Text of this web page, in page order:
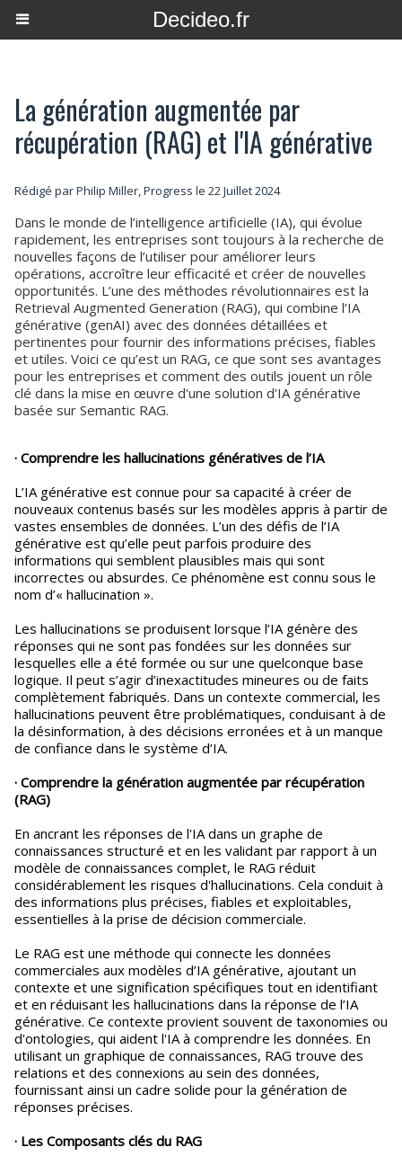
Decideo.fr
La génération augmentée par
récupération (RAG) et l'IA générative
Rédigé par Philip Miller, Progress le 22 Juillet 2024
Dans le monde de l’intelligence artificielle (IA), qui évolue
rapidement, les entreprises sont toujours à la recherche de
nouvelles façons de l’utiliser pour améliorer leurs
opérations, accroître leur efficacité et créer de nouvelles
opportunités. L’une des méthodes révolutionnaires est la
Retrieval Augmented Generation (RAG), qui combine l’IA
générative (genAI) avec des données détaillées et
pertinentes pour fournir des informations précises, fiables
et utiles. Voici ce qu’est un RAG, ce que sont ses avantages
pour les entreprises et comment des outils jouent un rôle
clé dans la mise en œuvre d'une solution d'IA générative
basée sur Semantic RAG.
· Comprendre les hallucinations génératives de l’IA
L’IA générative est connue pour sa capacité à créer de
nouveaux contenus basés sur les modèles appris à partir de
vastes ensembles de données. L’un des défis de l’IA
générative est qu’elle peut parfois produire des
informations qui semblent plausibles mais qui sont
incorrectes ou absurdes. Ce phénomène est connu sous le
nom d’« hallucination ».
Les hallucinations se produisent lorsque l’IA génère des
réponses qui ne sont pas fondées sur les données sur
lesquelles elle a été formée ou sur une quelconque base
logique. Il peut s’agir d’inexactitudes mineures ou de faits
complètement fabriqués. Dans un contexte commercial, les
hallucinations peuvent être problématiques, conduisant à de
la désinformation, à des décisions erronées et à un manque
de confiance dans le système d’IA.
· Comprendre la génération augmentée par récupération
(RAG)
En ancrant les réponses de l'IA dans un graphe de
connaissances structuré et en les validant par rapport à un
modèle de connaissances complet, le RAG réduit
considérablement les risques d'hallucinations. Cela conduit à
des informations plus précises, fiables et exploitables,
essentielles à la prise de décision commerciale.
Le RAG est une méthode qui connecte les données
commerciales aux modèles d’IA générative, ajoutant un
contexte et une signification spécifiques tout en identifiant
et en réduisant les hallucinations dans la réponse de l’IA
générative. Ce contexte provient souvent de taxonomies ou
d'ontologies, qui aident l'IA à comprendre les données. En
utilisant un graphique de connaissances, RAG trouve des
relations et des connexions au sein des données,
fournissant ainsi un cadre solide pour la génération de
réponses précises.
· Les Composants clés du RAG